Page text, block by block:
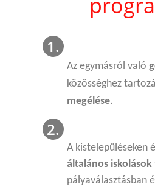
Az egymásról való
közösséghez
megélése.
A kistelepüléseken
általános iskolások
pályaválasztásban